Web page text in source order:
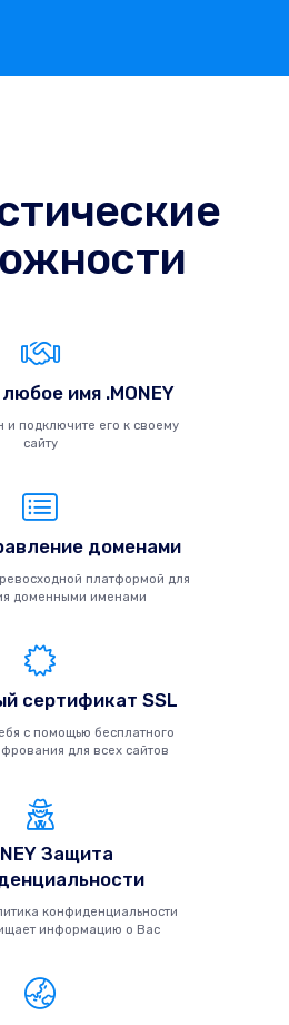
имя .MONEY
и подключите его к своему
сайту
доменами
платформой для
доменными именами
сертификат SSL
с помощью бесплатного
для всех сайтов
Защита
конфиденциальности
информацию о Вас